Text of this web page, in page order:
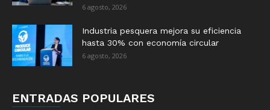
6 agosto, 2026
Industria pesquera mejora su eficiencia
hasta 30% con economía circular
6 agosto, 2026
ENTRADAS POPULARES